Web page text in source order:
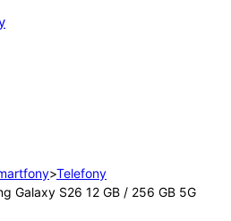
>Telefony
Galaxy S26 12 GB / 256 GB 5G